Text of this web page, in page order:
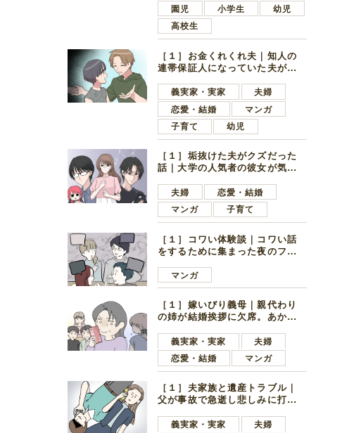
園児
小学生
幼児
高校生
［１］お金くれくれ夫｜知人の
連帯保証人になっていた夫が家
言ってきた
義実家・実家
夫婦
恋愛・結婚
マンガ
子育て
幼児
［１］垢抜けた夫がクズだった
話｜大学の人気者の彼女が気に
子学生
夫婦
恋愛・結婚
マンガ
子育て
［１］コワい体験談｜コワい話
をするために集まった夜のファ
好きの男の子ママ
マンガ
［１］嫁いびり義母｜親代わり
の姉が結婚挨拶に欠席。あから
義実家・実家
夫婦
恋愛・結婚
マンガ
［１］夫家族と遺産トラブル｜
父が事故で急逝し悲しみに打ち
ます夫
義実家・実家
夫婦